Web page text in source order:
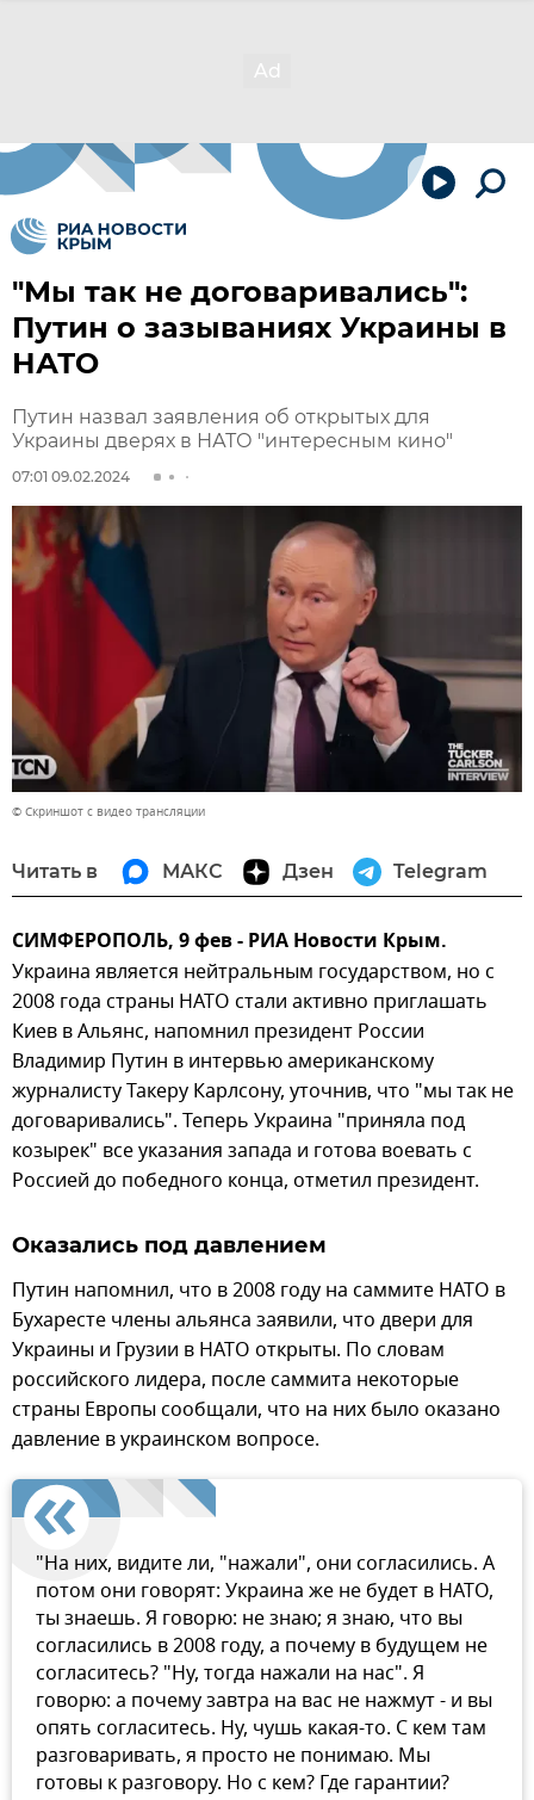
"Мы так не договаривались":
Путин о зазываниях Украины в
НАТО
Путин назвал заявления об открытых для
Украины дверях в НАТО "интересным кино"
07:01 09.02.2024
© Скриншот с видео трансляции
Читать в МАКС Дзен Telegram
СИМФЕРОПОЛЬ, 9 фев - РИА Новости Крым.
Украина является нейтральным государством, но с
2008 года страны НАТО стали активно приглашать
Киев в Альянс, напомнил президент России
Владимир Путин в интервью американскому
журналисту Такеру Карлсону, уточнив, что "мы так не
договаривались". Теперь Украина "приняла под
козырек" все указания запада и готова воевать с
Россией до победного конца, отметил президент.
Оказались под давлением
Путин напомнил, что в 2008 году на саммите НАТО в
Бухаресте члены альянса заявили, что двери для
Украины и Грузии в НАТО открыты. По словам
российского лидера, после саммита некоторые
страны Европы сообщали, что на них было оказано
давление в украинском вопросе.
"На них, видите ли, "нажали", они согласились. А
потом они говорят: Украина же не будет в НАТО,
ты знаешь. Я говорю: не знаю; я знаю, что вы
согласились в 2008 году, а почему в будущем не
согласитесь? "Ну, тогда нажали на нас". Я
говорю: а почему завтра на вас не нажмут - и вы
опять согласитесь. Ну, чушь какая-то. С кем там
разговаривать, я просто не понимаю. Мы
готовы к разговору. Но с кем? Где гарантии?